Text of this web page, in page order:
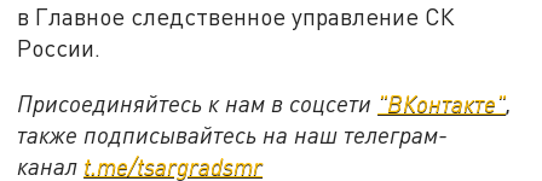
в Главное следственное управление СК
России.
Присоединяйтесь к нам в соцсети "ВКонтакте"
также подписывайтесь на наш телеграм-
канал t.me/tsargradsmr